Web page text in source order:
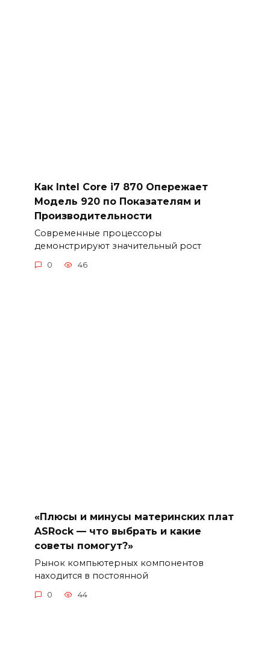
Как Intel Core i7 870 Опережает
Модель 920 по Показателям и
Производительности
Современные процессоры
демонстрируют значительный рост
0 46
«Плюсы и минусы материнских плат
ASRock — что выбрать и какие
советы помогут?»
Рынок компьютерных компонентов
находится в постоянной
0 44